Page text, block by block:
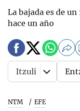
La bajada es de
hace un año
NTM EFE
Itzuli